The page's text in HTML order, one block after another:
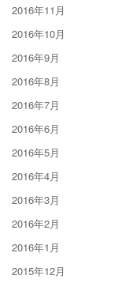
2016年11月
2016年10月
2016年9月
2016年8月
2016年7月
2016年6月
2016年5月
2016年4月
2016年3月
2016年2月
2016年1月
2015年12月